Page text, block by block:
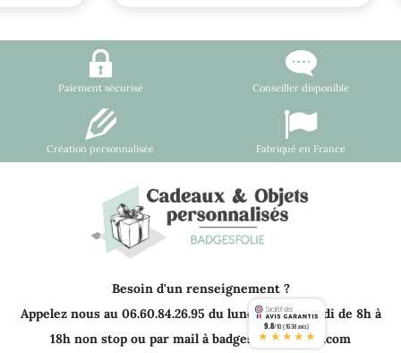
Paiement sécurisé Conseiller disponible
Création personnalisée Fabriqué en France
Besoin d'un renseignement ?
Appelez nous au 06.60.84.26.95 du lundi au vendredi de 8h à
18h non stop ou par mail à badgesfolie@gmail.com
9.8/10 (1638 avis)
★★★★★